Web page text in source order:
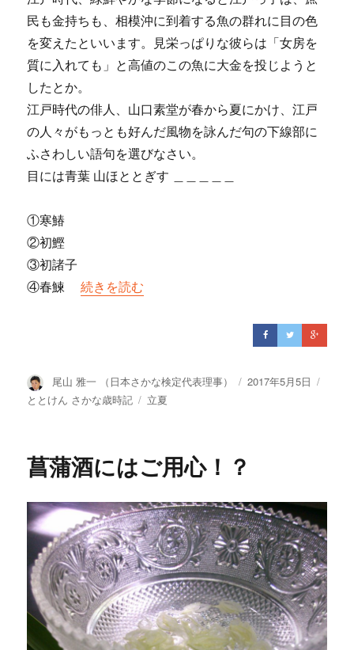
民も金持ちも、相模沖に到着する魚の群れに目の色
を変えたといいます。見栄っぱりな彼らは「女房を
質に入れても」と高値のこの魚に大金を投じようと
したとか。
江戸時代の俳人、山口素堂が春から夏にかけ、江戸
の人々がもっとも好んだ風物を詠んだ句の下線部に
ふさわしい語句を選びなさい。
目には青葉 山ほととぎす ＿＿＿＿＿
①寒鰆
②初鰹
③初諸子
④春鰊“黒潮の使者、初夏を運ぶ”の
続きを読む
投
稿
尾山 雅一 （日本さかな検定代表理事）
投
2017年5月5日
ととけん さかな歳時記
タ
立夏
菖蒲酒にはご用心！？